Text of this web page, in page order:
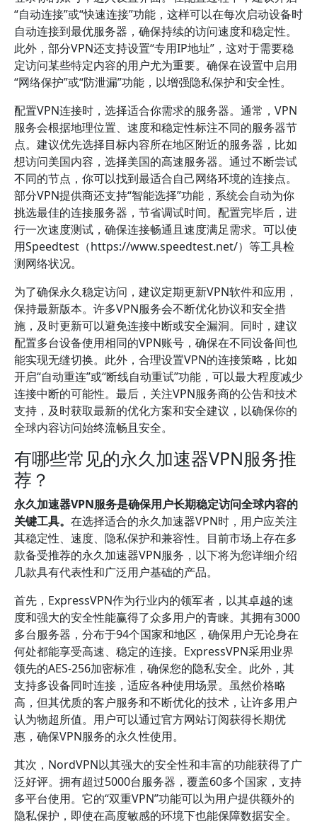
“自动连接”或“快速连接”功能，这样可以在每次启动设备时
自动连接到最优服务器，确保持续的访问速度和稳定性。
此外，部分VPN还支持设置“专用IP地址”，这对于需要稳
定访问某些特定内容的用户尤为重要。确保在设置中启用
“网络保护”或“防泄漏”功能，以增强隐私保护和安全性。
配置VPN连接时，选择适合你需求的服务器。通常，VPN
服务会根据地理位置、速度和稳定性标注不同的服务器节
点。建议优先选择目标内容所在地区附近的服务器，比如
想访问美国内容，选择美国的高速服务器。通过不断尝试
不同的节点，你可以找到最适合自己网络环境的连接点。
部分VPN提供商还支持“智能选择”功能，系统会自动为你
挑选最佳的连接服务器，节省调试时间。配置完毕后，进
行一次速度测试，确保连接畅通且速度满足需求。可以使
用Speedtest（https://www.speedtest.net/）等工具检
测网络状况。
为了确保永久稳定访问，建议定期更新VPN软件和应用，
保持最新版本。许多VPN服务会不断优化协议和安全措
施，及时更新可以避免连接中断或安全漏洞。同时，建议
配置多台设备使用相同的VPN账号，确保在不同设备间也
能实现无缝切换。此外，合理设置VPN的连接策略，比如
开启“自动重连”或“断线自动重试”功能，可以最大程度减少
连接中断的可能性。最后，关注VPN服务商的公告和技术
支持，及时获取最新的优化方案和安全建议，以确保你的
全球内容访问始终流畅且安全。
有哪些常见的永久加速器VPN服务推
荐？
永久加速器VPN服务是确保用户长期稳定访问全球内容的
关键工具。 在选择适合的永久加速器VPN时，用户应关注
其稳定性、速度、隐私保护和兼容性。目前市场上存在多
款备受推荐的永久加速器VPN服务，以下将为您详细介绍
几款具有代表性和广泛用户基础的产品。
首先，ExpressVPN作为行业内的领军者，以其卓越的速
度和强大的安全性能赢得了众多用户的青睐。其拥有3000
多台服务器，分布于94个国家和地区，确保用户无论身在
何处都能享受高速、稳定的连接。ExpressVPN采用业界
领先的AES-256加密标准，确保您的隐私安全。此外，其
支持多设备同时连接，适应各种使用场景。虽然价格略
高，但其优质的客户服务和不断优化的技术，让许多用户
认为物超所值。用户可以通过官方网站订阅获得长期优
惠，确保VPN服务的永久性使用。
其次，NordVPN以其强大的安全性和丰富的功能获得了广
泛好评。拥有超过5000台服务器，覆盖60多个国家，支持
多平台使用。它的“双重VPN”功能可以为用户提供额外的
隐私保护，即使在高度敏感的环境下也能保障数据安全。